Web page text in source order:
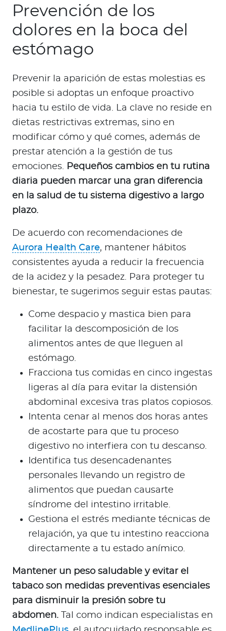
Prevención de los
dolores en la boca del
estómago
Prevenir la aparición de estas molestias es
posible si adoptas un enfoque proactivo
hacia tu estilo de vida. La clave no reside en
dietas restrictivas extremas, sino en
modificar cómo y qué comes, además de
prestar atención a la gestión de tus
emociones. Pequeños cambios en tu rutina
diaria pueden marcar una gran diferencia
en la salud de tu sistema digestivo a largo
plazo.
De acuerdo con recomendaciones de
Aurora Health Care, mantener hábitos
consistentes ayuda a reducir la frecuencia
de la acidez y la pesadez. Para proteger tu
bienestar, te sugerimos seguir estas pautas:
Come despacio y mastica bien para
facilitar la descomposición de los
alimentos antes de que lleguen al
estómago.
Fracciona tus comidas en cinco ingestas
ligeras al día para evitar la distensión
abdominal excesiva tras platos copiosos.
Intenta cenar al menos dos horas antes
de acostarte para que tu proceso
digestivo no interfiera con tu descanso.
Identifica tus desencadenantes
personales llevando un registro de
alimentos que puedan causarte
síndrome del intestino irritable.
Gestiona el estrés mediante técnicas de
relajación, ya que tu intestino reacciona
directamente a tu estado anímico.
Mantener un peso saludable y evitar el
tabaco son medidas preventivas esenciales
para disminuir la presión sobre tu
abdomen. Tal como indican especialistas en